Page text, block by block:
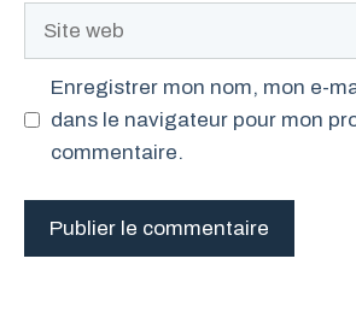
Site
Enregistrer mon nom, mon e-
dans le navigateur pour mon
commentaire.